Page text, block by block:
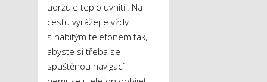
udržuje teplo uvnitř. Na
cestu vyrážejte vždy
s nabitým telefonem tak,
abyste si třeba se
spuštěnou navigací